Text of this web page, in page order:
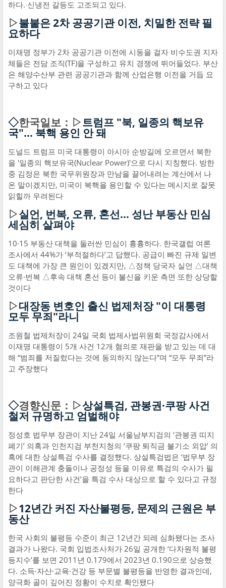
하다. 신냉전 갈등도 고조되고 있다.
▷불붙은 2차 공공기관 이전, 치밀한 전략 필
요하다
이재명 정부가 2차 공공기관 이전에 시동을 걸자 비수도권 지자
체들은 전담 조직(TF)을 구성하고 유치 경쟁에 뛰어들었다. 부산
은 해양수산부 관련 공공기관과 함께 산업은행 이전을 거듭 요
구하고 있다
◇한국일보：▷트럼프 "북, 일종의 핵보유
국"… 북핵 용인 안 돼
도널드 트럼프 미국 대통령이 아시아 순방길에 오르면서 북한
을 '일종의 핵보유국(Nuclear Power)'으로 다시 지칭했다. 방한
중 김정은 북한 국무위원장과 만남을 끌어내려는 계산에서 나
온 말이겠지만, 미국이 북핵을 용인할 수 있다는 메시지로 잘못
읽힐까 우려된다
▷실언, 번복, 오류, 혼선… 성난 부동산 민심
세심히 살펴야
10·15 부동산 대책을 둘러싼 민심이 흉흉하다. 한국갤럽 여론
조사에서 44%가 ‘부적절하다’고 답했다. 공급이 빠진 규제 일변
도 대책에 가장 큰 원인이 있겠지만, △정책 당국자 실언 △대책
오류·번복 △후속 대책 혼선 등이 불신을 키운 측면 또한 상당할
것이다
▷대장동 변호인 출신 법제처장 "이 대통령
모두 무죄"라니
조원철 법제처장이 24일 국회 법제사법위원회 국정감사에서
이재명 대통령이 5개 사건 12개 혐의로 재판을 받고 있는 데 대
해 “범죄를 저질렀다는 것에 동의하지 않는다”며 “모두 무죄”라
고 주장했다
◇경향신문：▷상설특검, 관봉권·쿠팡 사건
철저 규명하고 엄벌해야
정성호 법무부 장관이 지난 24일 서울남부지검의 ‘관봉권 띠지
폐기’ 의혹과 인천지검 부천지청의 ‘쿠팡 퇴직금 불기소 외압’ 의
혹에 대한 상설특검 수사를 결정했다. 상설특검법은 ‘법무부 장
관이 이해관계 충돌이나 공정성 등을 이유로 특검의 수사가 필
요하다고 판단한 사건’을 특검 수사 대상으로 할 수 있다고 규정
한다
▷12년간 커진 자산불평등, 문제의 근원은 부
동산
한국 사회의 불평등 수준이 최근 12년간 되레 심화됐다는 조사
결과가 나왔다. 국회 입법조사처가 26일 공개한 ‘다차원적 불평
등지수’를 보면 2011년 0.179에서 2023년 0.190으로 상승했
다. 소득·자산·교육·건강 등 부문별 불평등을 반영한 결과인데,
양극화 골이 깊어진 정황이 수치로 확인됐다